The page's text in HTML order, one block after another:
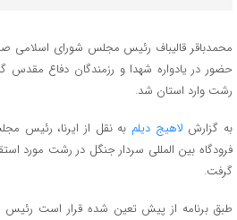
محمدباقر قالیباف رئیس مجلس شورای اسلامی
حضور در یادواره شهدا و رزمندگان دفاع مقدس
رشت وارد استان شد.
به گزارش لاهیج دیلم به نقل از ایرنا، رئیس
فرودگاه بین المللی سردار جنگل در رشت مورد
گرفت.
طبق برنامه از پیش تعین شده قرار است